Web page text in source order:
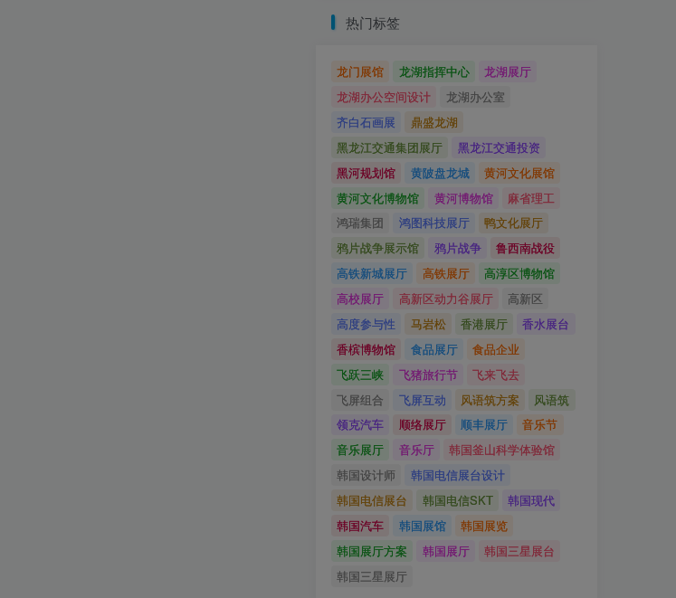
热门标签
龙门展馆 龙湖指挥中心
龙湖展厅
龙湖办公空间设计
龙湖办公室
齐白石画展
鼎盛龙湖
黑龙江交通集团展厅
黑龙江交通投资
黑河规划馆
黄陂盘龙城
黄河文化展馆
黄河文化博物馆
黄河博物馆
麻省理工
鸿瑞集团
鸿图科技展厅
鸭文化展厅
鸦片战争展示馆
鸦片战争
鲁西南战役
高铁新城展厅
高铁展厅
高淳区博物馆
高校展厅
高新区动力谷展厅
高新区
高度参与性
马岩松 香港展厅
香水展台
香槟博物馆
食品展厅
食品企业
飞跃三峡
飞猪旅行节
飞来飞去
飞屏组合
飞屏互动 风语筑方案
风语筑
领克汽车
顺络展厅 顺丰展厅
音乐节
音乐展厅
音乐厅
韩国釜山科学体验馆
韩国设计师
韩国电信展台设计
韩国电信展台
韩国电信SKT
韩国现代
韩国汽车
韩国展馆
韩国展览
韩国展厅方案
韩国展厅
韩国三星展台
韩国三星展厅